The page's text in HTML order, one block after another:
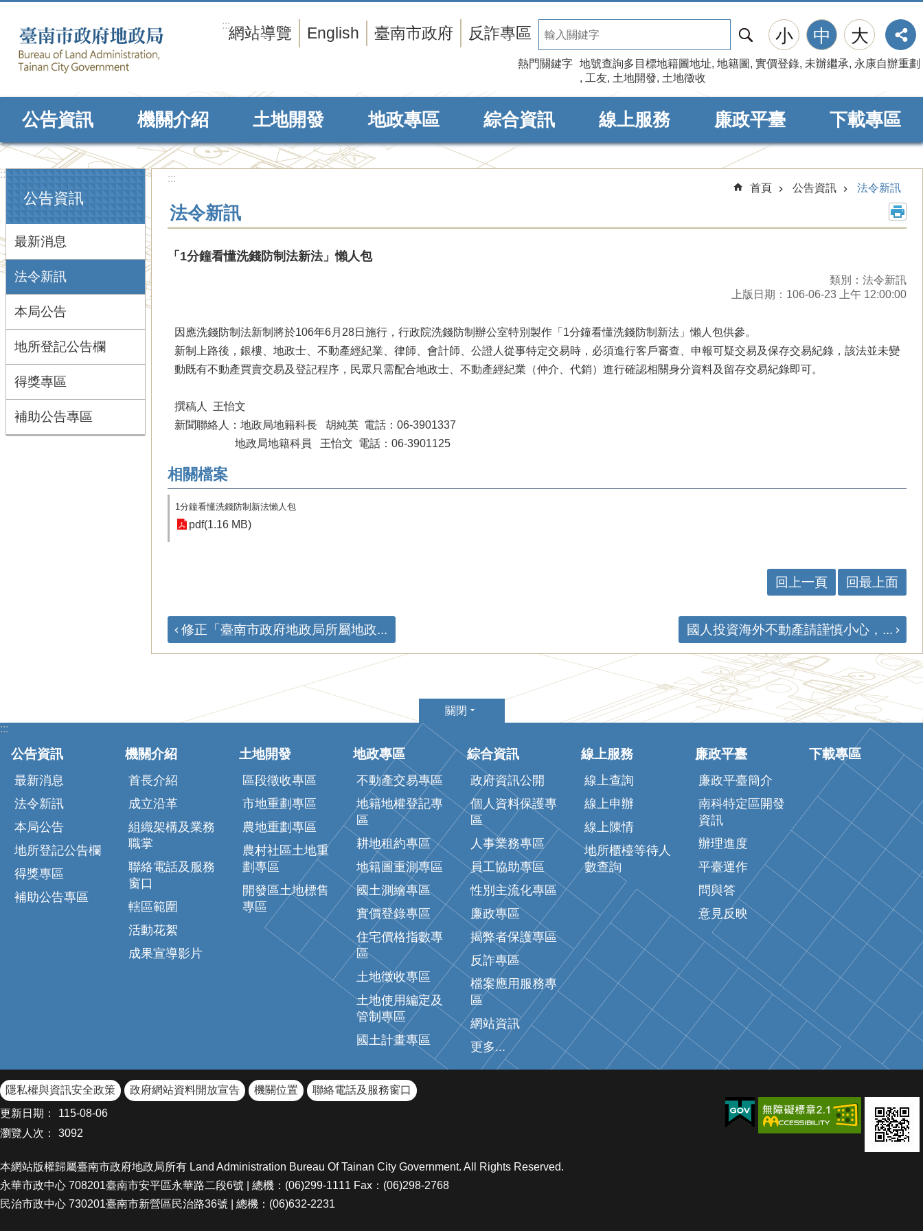
:::網站導覽 English 臺南市政府 反詐專區
尋
熱門關鍵字 地號查詢多目標地籍圖地址 地籍圖 實價登錄 未辦繼承 永康自辦重劃
工友 土地開發 土地徵收
小 中 大
公告資訊 機關介紹 土地開發 地政專區 綜合資訊 線上服務 廉政平臺 下載專區
:::
公告資訊
最新消息
法令新訊
本局公告
地所登記公告欄
得獎專區
補助公告專區
:::
首頁
公告資訊 法令新訊
法令新訊
「1分鐘看懂洗錢防制法新法」懶人包
類別：法令新訊
上版日期：106-06-23 上午 12:00:00
因應洗錢防制法新制將於106年6月28日施行，行政院洗錢防制辦公室特別製作「1分鐘看懂洗錢防制新法」懶人包供參。
新制上路後，銀樓、地政士、不動產經紀業、律師、會計師、公證人從事特定交易時，必須進行客戶審查、申報可疑交易及保存交易紀錄，該法並未變
動既有不動產買賣交易及登記程序，民眾只需配合地政士、不動產經紀業（仲介、代銷）進行確認相關身分資料及留存交易紀錄即可。
撰稿人 王怡文
新聞聯絡人：地政局地籍科長 胡純英 電話：06-3901337
地政局地籍科員 王怡文 電話：06-3901125
相關檔案
1分鐘看懂洗錢防制新法懶人包
pdf(1.16 MB)
回上一頁 回最上面
修正「臺南市政府地政局所屬地政... 國人投資海外不動產請謹慎小心，...
關閉
:::
公告資訊
最新消息
法令新訊
本局公告
地所登記公告欄
得獎專區
補助公告專區
機關介紹
首長介紹
成立沿革
組織架構及業務
職掌
聯絡電話及服務
窗口
轄區範圍
活動花絮
成果宣導影片
土地開發
區段徵收專區
市地重劃專區
農地重劃專區
農村社區土地重
劃專區
開發區土地標售
專區
地政專區
不動產交易專區
地籍地權登記專
區
耕地租約專區
地籍圖重測專區
國土測繪專區
實價登錄專區
住宅價格指數專
區
土地徵收專區
土地使用編定及
管制專區
國土計畫專區
綜合資訊
政府資訊公開
個人資料保護專
區
人事業務專區
員工協助專區
性別主流化專區
廉政專區
揭弊者保護專區
反詐專區
檔案應用服務專
區
網站資訊
更多...
線上服務
線上查詢
線上申辦
線上陳情
地所櫃檯等待人
數查詢
廉政平臺
廉政平臺簡介
南科特定區開發
資訊
辦理進度
平臺運作
問與答
意見反映
下載專區
隱私權與資訊安全政策 政府網站資料開放宣告 機關位置
聯絡電話及服務窗口
更新日期：
115-08-06
瀏覽人次：
3092
本網站版權歸屬臺南市政府地政局所有 Land Administration Bureau Of Tainan City Government. All Rights Reserved.
永華市政中心 708201臺南市安平區永華路二段6號 | 總機：(06)299-1111 Fax：(06)298-2768
民治市政中心 730201臺南市新營區民治路36號 | 總機：(06)632-2231